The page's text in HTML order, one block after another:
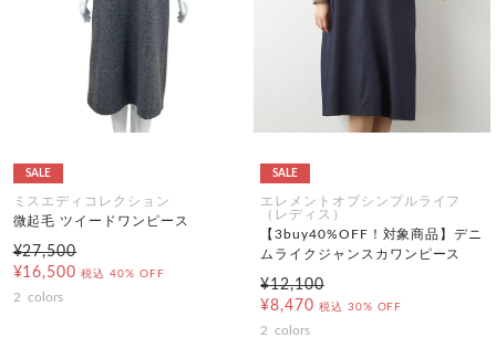
SALE
ミスエディコレクション
微起毛 ツイードワンピース
¥27,500
¥16,500 税込 40% OFF
2 colors
SALE
エレメントオブシンプルライフ
（レディス）
【3buy40%OFF！対象商品】デニ
ムライクジャンスカワンピース
¥12,100
¥8,470 税込 30% OFF
2 colors